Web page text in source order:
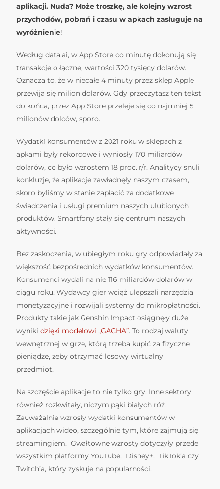
aplikacji. Nuda? Może troszkę, ale kolejny wzrost
przychodów, pobrań i czasu w apkach zasługuje na
wyróżnienie!
Według data.ai, w App Store co minutę dokonują się
transakcje o łącznej wartości 320 tysięcy dolarów.
Oznacza to, że w niecałe 4 minuty przez sklep Apple
przewija się milion dolarów. Gdy przeczytasz ten tekst
do końca, przez App Store przeleje się co najmniej 5
milionów dolców, sporo.
Wydatki konsumentów z 2021 roku w sklepach z
apkami były rekordowe i wyniosły 170 miliardów
dolarów, co było wzrostem 18 proc. r/r. Analitycy snuli
konkluzje, że aplikacje zawładnęły naszym czasem,
skoro byliśmy w stanie zapłacić za dodatkowe
świadczenia i usługi premium naszych ulubionych
produktów. Smartfony stały się centrum naszych
aktywności.
Bez zaskoczenia, w ubiegłym roku gry odpowiadały za
większość bezpośrednich wydatków konsumentów.
Konsumenci wydali na nie 116 miliardów dolarów w
ciągu roku. Wydawcy gier wciąż ulepszali narzędzia
monetyzacyjne i rozwijali systemy do mikropłatności.
Produkty takie jak Genshin Impact osiągnęły duże
wyniki dzięki modelowi „GACHA”. To rodzaj waluty
wewnętrznej w grze, którą trzeba kupić za fizyczne
pieniądze, żeby otrzymać losowy wirtualny
przedmiot.
Na szczęście aplikacje to nie tylko gry. Inne sektory
również rozkwitały, niczym pąki białych róż.
Zauważalnie wzrosły wydatki konsumentów w
aplikacjach wideo, szczególnie tym, które zajmują się
streamingiem. Gwałtowne wzrosty dotyczyły przede
wszystkim platformy YouTube, Disney+, TikTok’a czy
Twitch’a, który zyskuje na popularności.